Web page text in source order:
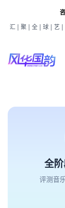
汇|聚|全|球|艺
全
评测音